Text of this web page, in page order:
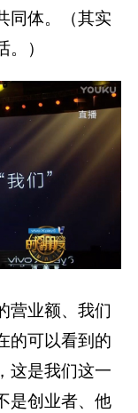
同体。（其实
）
营业额、我们
的可以看到的
这是我们这一
是创业者、他